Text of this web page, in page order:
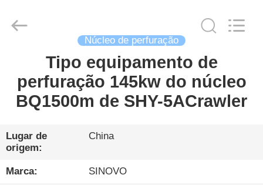
PRODUTOS
SHOW
DE
RV
Sinovo
Heavy
Núcleo de perfuração
Tipo equipamento de
perfuração 145kw do núcleo
BQ1500m de SHY-5ACrawler
Lugar de
origem:
China
Marca: SINOVO